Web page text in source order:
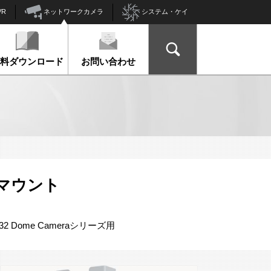
ネットワークカメラ システム・ケイ
ダウンロード お問い合わせ
ウント
Dome Cameraシリーズ用